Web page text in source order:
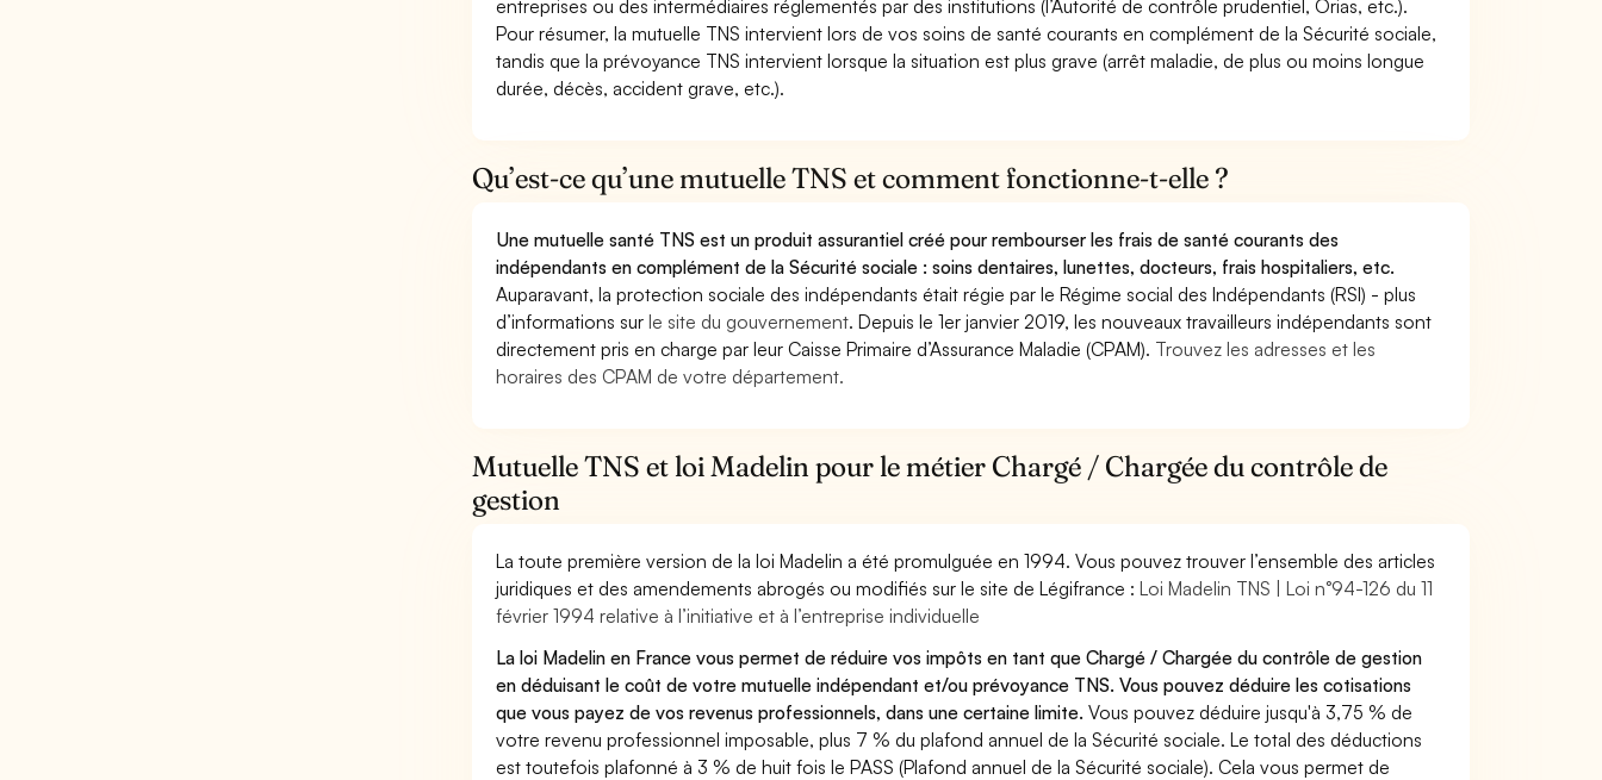
entreprises ou des intermédiaires réglementés par des institutions (l’Autorité de contrôle prudentiel, Orias, etc.).
Pour résumer, la mutuelle TNS intervient lors de vos soins de santé courants en complément de la Sécurité sociale,
tandis que la prévoyance TNS intervient lorsque la situation est plus grave (arrêt maladie, de plus ou moins longue
durée, décès, accident grave, etc.).
Qu’est-ce qu’une mutuelle TNS et comment fonctionne-t-elle ?
Une mutuelle santé TNS est un produit assurantiel créé pour rembourser les frais de santé courants des
indépendants en complément de la Sécurité sociale : soins dentaires, lunettes, docteurs, frais hospitaliers, etc.
Auparavant, la protection sociale des indépendants était régie par le Régime social des Indépendants (RSI) - plus
d’informations surle site du gouvernement. Depuis le 1er janvier 2019, les nouveaux travailleurs indépendants sont
directement pris en charge par leur Caisse Primaire d’Assurance Maladie (CPAM). Trouvez les adresses et les
horaires des CPAM de votre département.
Mutuelle TNS et loi Madelin pour le métier Chargé / Chargée du contrôle de
gestion
La toute première version de la loi Madelin a été promulguée en 1994. Vous pouvez trouver l’ensemble des articles
juridiques et des amendements abrogés ou modifiés sur le site de Légifrance :Loi Madelin TNS | Loi n°94-126 du 11
février 1994 relative à l’initiative et à l’entreprise individuelle
La loi Madelin en France vous permet de réduire vos impôts en tant que Chargé / Chargée du contrôle de gestion
en déduisant le coût de votre mutuelle indépendant et/ou prévoyance TNS. Vous pouvez déduire les cotisations
que vous payez de vos revenus professionnels, dans une certaine limite.Vous pouvez déduire jusqu'à 3,75 % de
votre revenu professionnel imposable, plus 7 % du plafond annuel de la Sécurité sociale. Le total des déductions
est toutefois plafonné à 3 % de huit fois le PASS (Plafond annuel de la Sécurité sociale). Cela vous permet de